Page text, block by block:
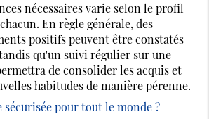
nécessaires varie selon le profil
En règle générale, des
positifs peuvent être constatés
qu'un suivi régulier sur une
de consolider les acquis et
habitudes de manière pérenne.
pour tout le monde ?